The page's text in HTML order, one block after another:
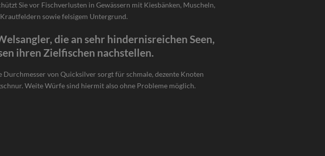
Sie vor Fischverlusten in Gewässern mit Kiesbänken, Muscheln,
sowie felsigem Untergrund.
die an sehr hindernisreichen Seen,
ihren Zielfischen nachstellen.
von Quicksilver sorgt für schmale, dezente Knoten
Weite Würfe sind hiermit also ohne Probleme möglich.